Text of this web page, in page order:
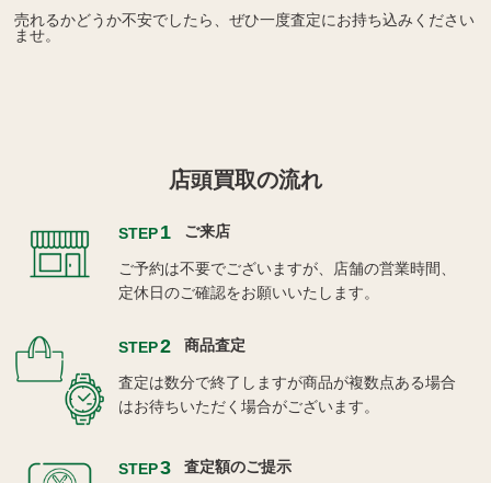
売れるかどうか不安でしたら、ぜひ一度査定にお持ち込みください
ませ。
店頭買取の流れ
STEP1 ご来店
ご予約は不要でございますが、店舗の営業時間、
定休日のご確認をお願いいたします。
STEP2 商品査定
査定は数分で終了しますが商品が複数点ある場合
はお待ちいただく場合がございます。
STEP3 査定額のご提示